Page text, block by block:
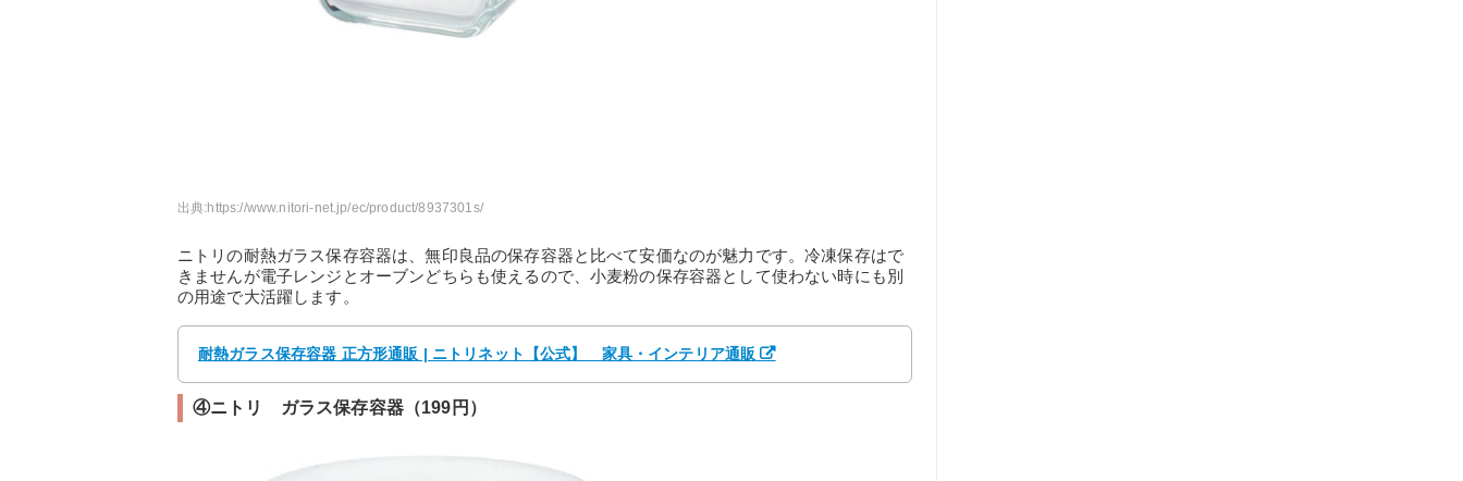
出典:https://www.nitori-net.jp/ec/product/8937301s/
ニトリの耐熱ガラス保存容器は、無印良品の保存容器と比べて安価なのが魅力です。冷凍保存はで
きませんが電子レンジとオーブンどちらも使えるので、小麦粉の保存容器として使わない時にも別
の用途で大活躍します。
耐熱ガラス保存容器 正方形通販 | ニトリネット【公式】 家具・インテリア通販
④ニトリ ガラス保存容器（199円）